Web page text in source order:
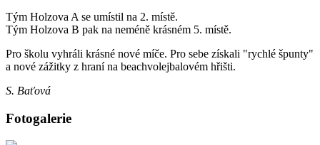
Tým Holzova A se umístil na 2. místě.
Tým Holzova B pak na neméně krásném 5. místě.
Pro školu vyhráli krásné nové míče. Pro sebe získali "rychlé špunty"
a nové zážitky z hraní na beachvolejbalovém hřišti.
S. Baťová
Fotogalerie